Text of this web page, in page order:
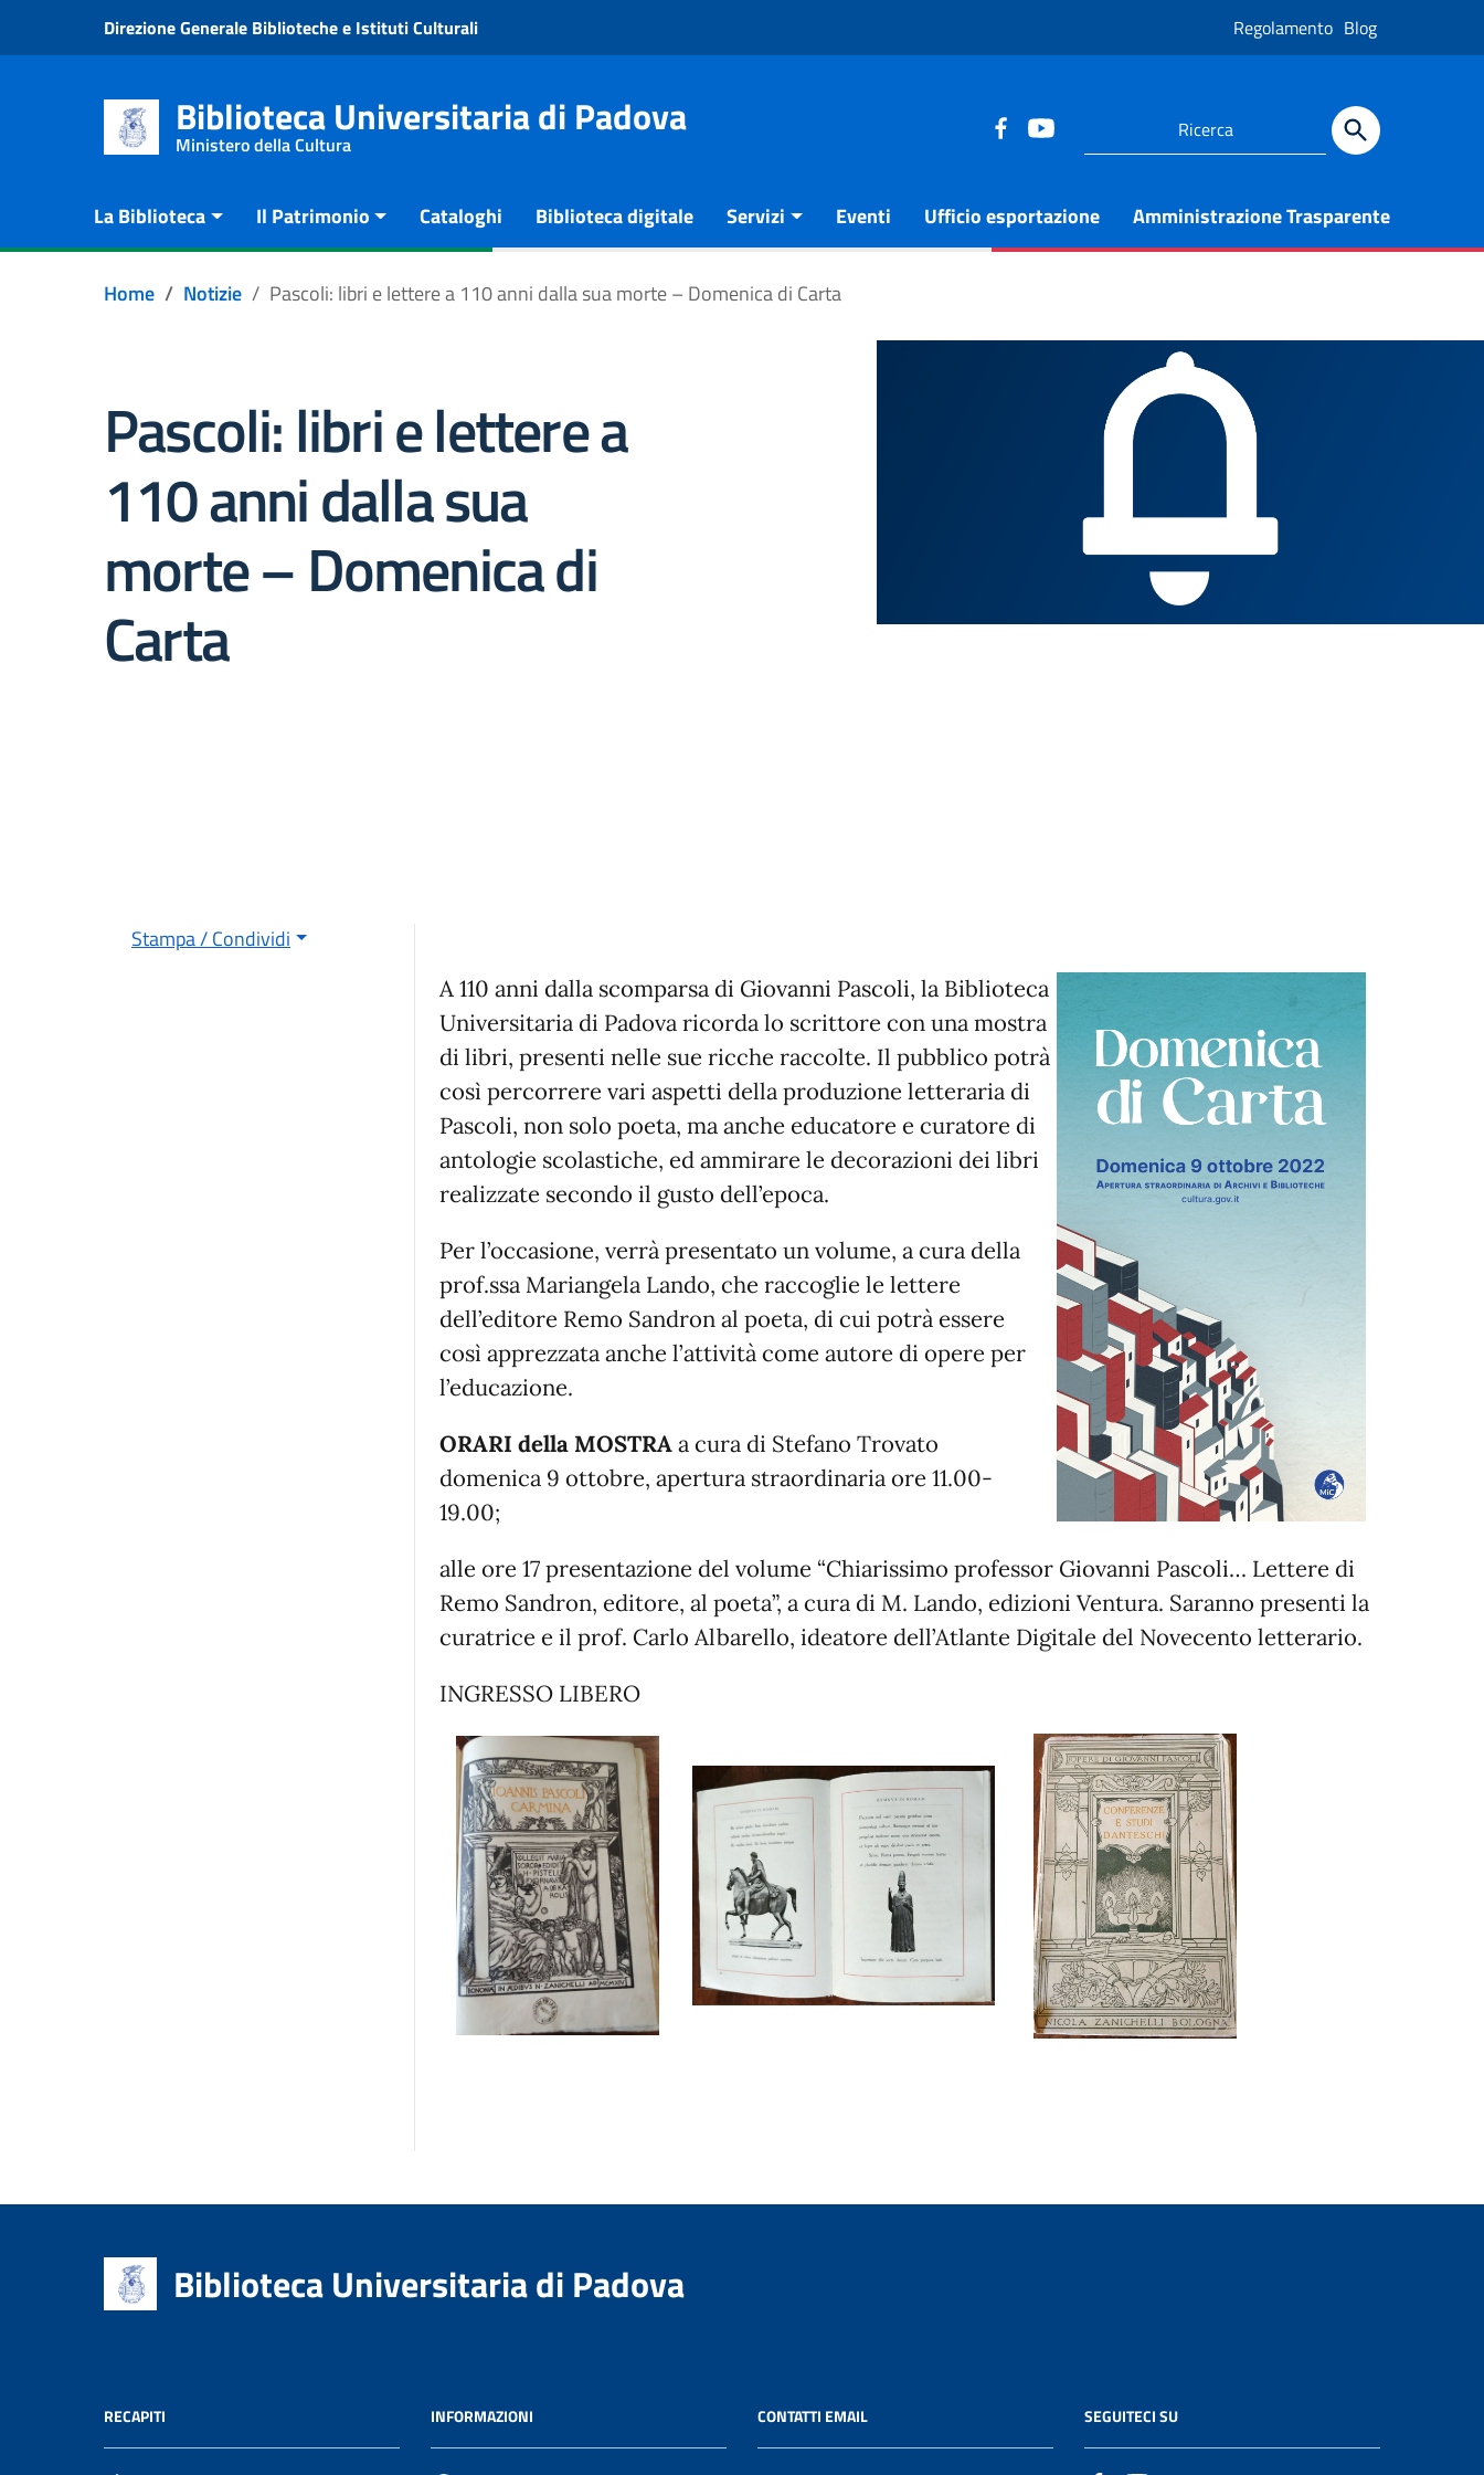
Vai al contenuto
Go to the navigation menu
Direzione Generale Biblioteche e Istituti Culturali Regolamento Blog
Biblioteca Universitaria di Padova
Ministero della Cultura
La Biblioteca Il Patrimonio Cataloghi Biblioteca digitale Servizi Eventi Ufficio esportazione Amministrazione Trasparente
Home Notizie Pascoli: libri e lettere a 110 anni dalla sua morte – Domenica di Carta
Pascoli: libri e lettere a
110 anni dalla sua
morte – Domenica di
Carta
Stampa / Condividi
A 110 anni dalla scomparsa di Giovanni Pascoli, la Biblioteca
Universitaria di Padova ricorda lo scrittore con una mostra
di libri, presenti nelle sue ricche raccolte. Il pubblico potrà
così percorrere vari aspetti della produzione letteraria di
Pascoli, non solo poeta, ma anche educatore e curatore di
antologie scolastiche, ed ammirare le decorazioni dei libri
realizzate secondo il gusto dell’epoca.
Per l’occasione, verrà presentato un volume, a cura della
prof.ssa Mariangela Lando, che raccoglie le lettere
dell’editore Remo Sandron al poeta, di cui potrà essere
così apprezzata anche l’attività come autore di opere per
l’educazione.
ORARI della MOSTRAa cura di Stefano Trovato
domenica 9 ottobre, apertura straordinaria ore 11.00-
19.00;
alle ore 17 presentazione del volume “Chiarissimo professor Giovanni Pascoli… Lettere di
Remo Sandron, editore, al poeta”, a cura di M. Lando, edizioni Ventura. Saranno presenti la
curatrice e il prof. Carlo Albarello, ideatore dell’Atlante Digitale del Novecento letterario.
INGRESSO LIBERO
Biblioteca Universitaria di Padova
RECAPITI INFORMAZIONI CONTATTI EMAIL SEGUITECI SU